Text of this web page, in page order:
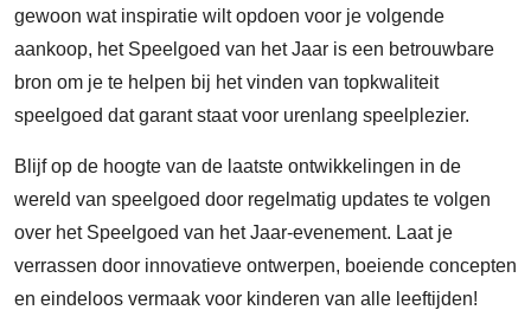
gewoon wat inspiratie wilt opdoen voor je volgende
aankoop, het Speelgoed van het Jaar is een betrouwbare
bron om je te helpen bij het vinden van topkwaliteit
speelgoed dat garant staat voor urenlang speelplezier.
Blijf op de hoogte van de laatste ontwikkelingen in de
wereld van speelgoed door regelmatig updates te volgen
over het Speelgoed van het Jaar-evenement. Laat je
verrassen door innovatieve ontwerpen, boeiende concepten
en eindeloos vermaak voor kinderen van alle leeftijden!